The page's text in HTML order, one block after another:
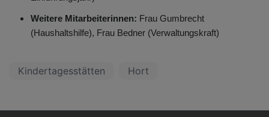
Weitere Mitarbeiterinnen: Frau Gumbrecht
(Haushaltshilfe), Frau Bedner (Verwaltungskraft)
Kindertagesstätten Hort